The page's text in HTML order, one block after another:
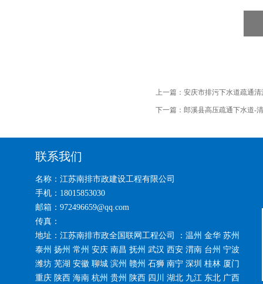
上一篇： 安庆市排污下水道疏通
下一篇： 郎溪县高压疏通下水道-
联系我们
名称：江苏南排市政建设工程有限公司
手机：18015853030
邮箱：972496659@qq.com
传真：
地址：江苏南排市政全国联网工程公司 ：温州 金华 苏州
泰州 扬州 常州 安庆 南昌 抚州 武汉 西安 渭南 台州 宁波
潍坊 芜湖 安徽 聊城 滨州 赣州 石狮 南宁 深圳 桂林 厦门
重庆 陕西 海南 杭州 贵州 陕西 四川 湖北 九江 东北 广西